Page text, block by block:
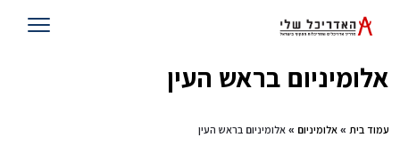
אלומיניום בראש העין
עמוד בית » אלומיניום » אלומיניום בראש העין